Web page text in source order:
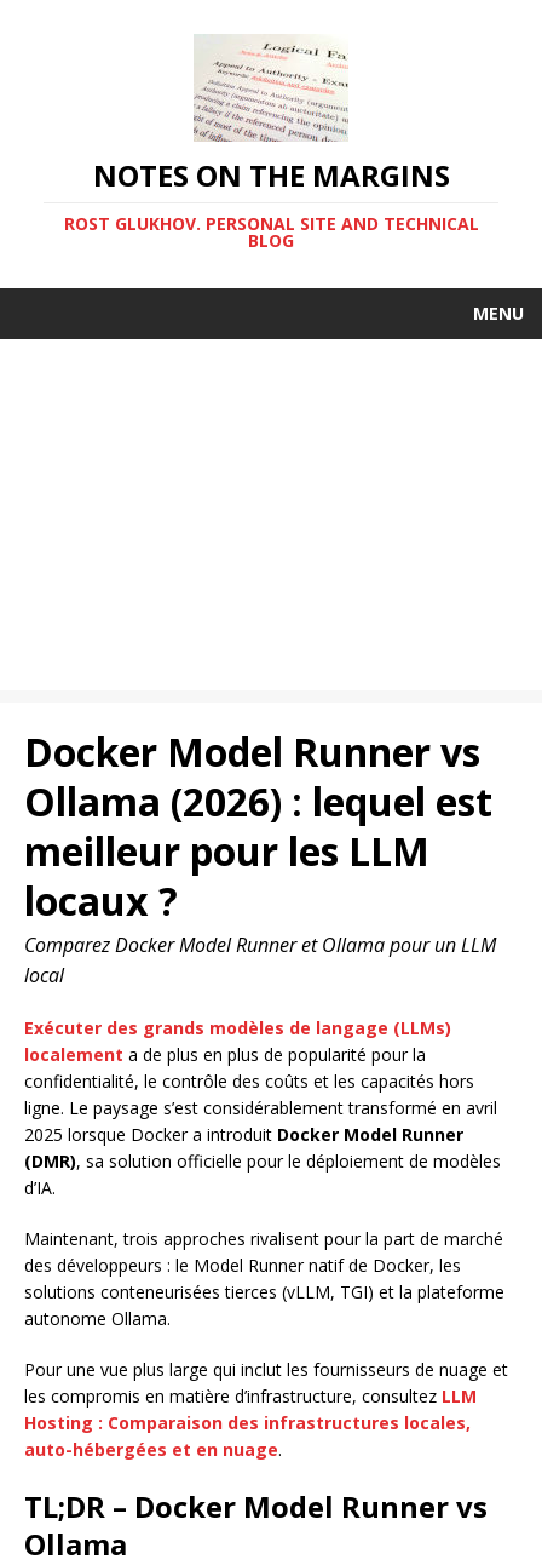
NOTES ON THE MARGINS
ROST GLUKHOV. PERSONAL SITE AND TECHNICAL
BLOG
MENU
Docker Model Runner vs
Ollama (2026) : lequel est
meilleur pour les LLM
locaux ?
Comparez Docker Model Runner et Ollama pour un LLM
local
Exécuter des grands modèles de langage (LLMs)
localement a de plus en plus de popularité pour la
confidentialité, le contrôle des coûts et les capacités hors
ligne. Le paysage s’est considérablement transformé en avril
2025 lorsque Docker a introduit Docker Model Runner
(DMR), sa solution officielle pour le déploiement de modèles
d’IA.
Maintenant, trois approches rivalisent pour la part de marché
des développeurs : le Model Runner natif de Docker, les
solutions conteneurisées tierces (vLLM, TGI) et la plateforme
autonome Ollama.
Pour une vue plus large qui inclut les fournisseurs de nuage et
les compromis en matière d’infrastructure, consultez LLM
Hosting : Comparaison des infrastructures locales,
auto-hébergées et en nuage.
TL;DR – Docker Model Runner vs
Ollama